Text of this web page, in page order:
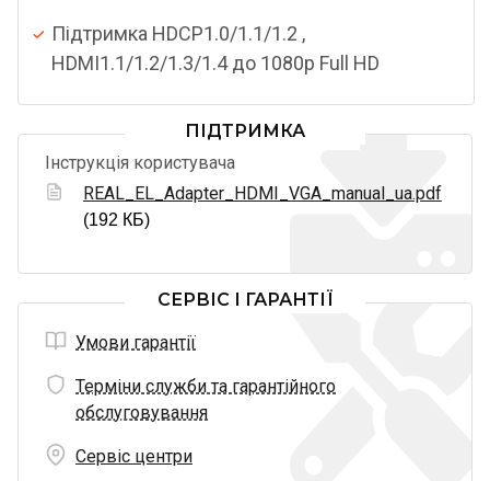
Підтримка HDCP1.0/1.1/1.2 ,
HDMI1.1/1.2/1.3/1.4 до 1080p Full HD
ПІДТРИМКА
Інструкція користувача
REAL_EL_Adapter_HDMI_VGA_manual_ua.pdf
(192 КБ)
СЕРВІС І ГАРАНТІЇ
Умови гарантії
Терміни служби та гарантійного
обслуговування
Сервіс центри